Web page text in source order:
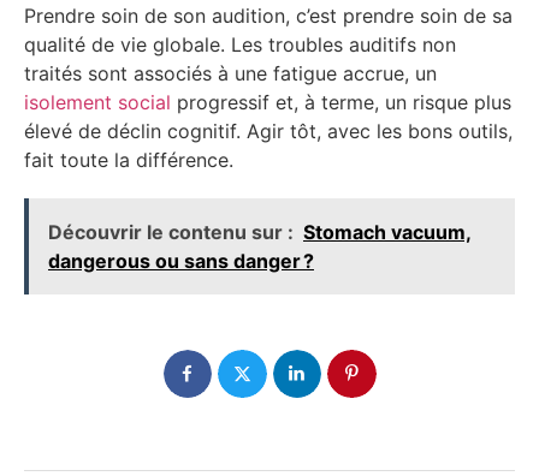
Prendre soin de son audition, c’est prendre soin de sa
qualité de vie globale. Les troubles auditifs non
traités sont associés à une fatigue accrue, un
isolement social progressif et, à terme, un risque plus
élevé de déclin cognitif. Agir tôt, avec les bons outils,
fait toute la différence.
Découvrir le contenu sur : Stomach vacuum,
dangerous ou sans danger ?